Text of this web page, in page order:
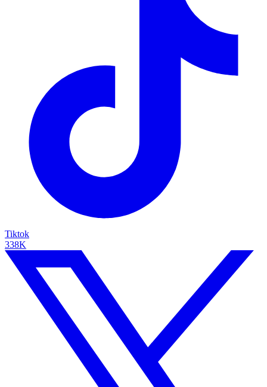
Tiktok
338K